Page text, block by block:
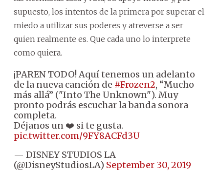
supuesto, los intentos de la primera por superar el
miedo a utilizar sus poderes y atreverse a ser
quien realmente es. Que cada uno lo interprete
como quiera.
¡PAREN TODO! Aquí tenemos un adelanto
de la nueva canción de #Frozen2, “Mucho
más allá” ("Into The Unknown"). Muy
pronto podrás escuchar la banda sonora
completa.
Déjanos un ❤️ si te gusta.
pic.twitter.com/9FY8ACFd3U
— DISNEY STUDIOS LA
(@DisneyStudiosLA) September 30, 2019